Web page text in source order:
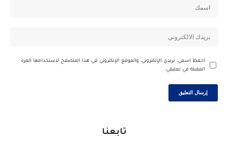
احفظ اسمي، بريدي الإلكتروني، والموقع الإلكتروني في هذا المتصفح لاستخدامها المرة
المقبلة في تعليقي.
تابعنا